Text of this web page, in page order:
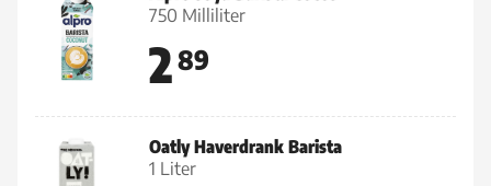
750 Milliliter
289
Oatly Haverdrank Barista
1 Liter